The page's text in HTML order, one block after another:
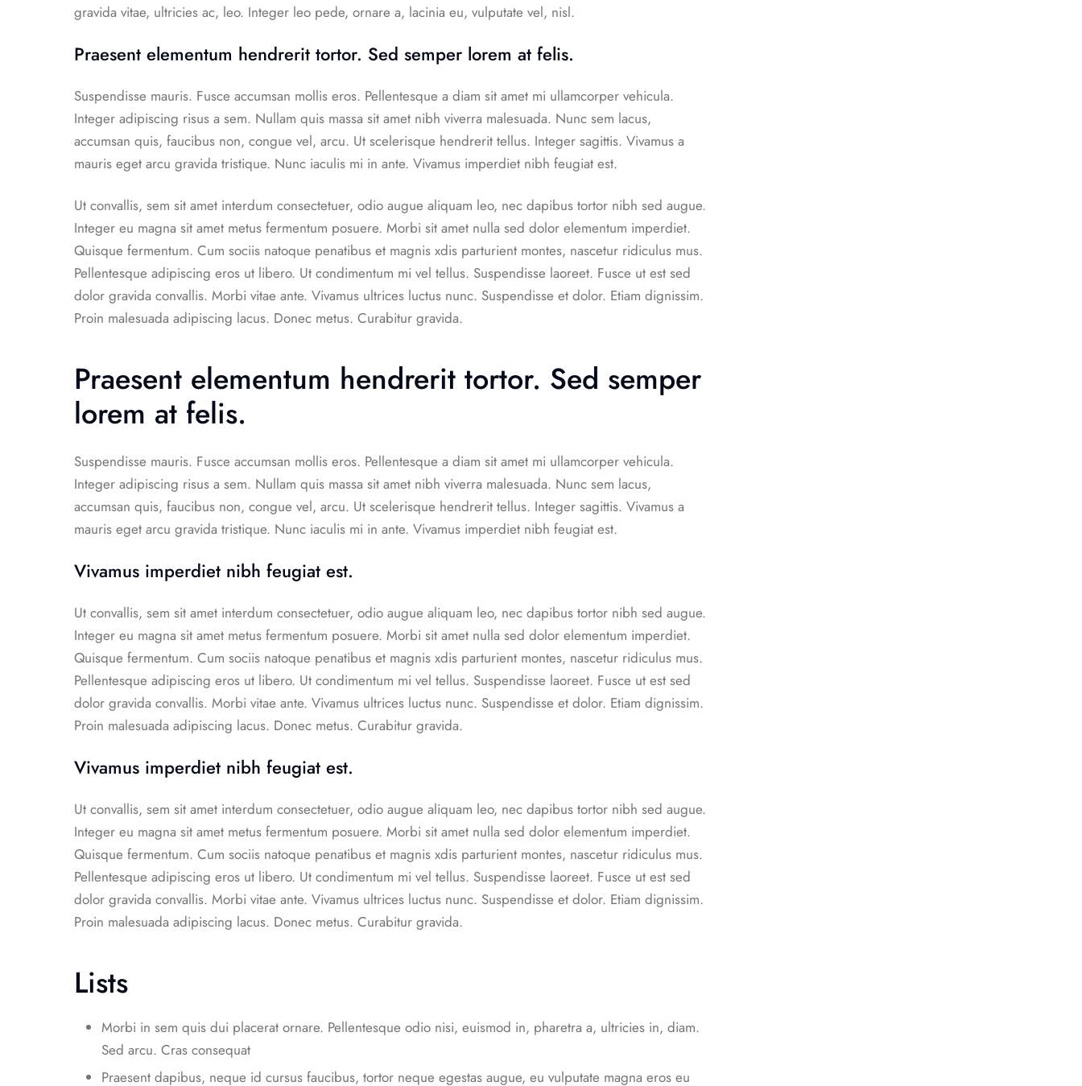
gravida vitae, ultricies ac, leo. Integer leo pede, ornare a, lacinia eu, vulputate vel, nisl.
Praesent elementum hendrerit tortor. Sed semper lorem at felis.
Suspendisse mauris. Fusce accumsan mollis eros. Pellentesque a diam sit amet mi ullamcorper vehicula.
Integer adipiscing risus a sem. Nullam quis massa sit amet nibh viverra malesuada. Nunc sem lacus,
accumsan quis, faucibus non, congue vel, arcu. Ut scelerisque hendrerit tellus. Integer sagittis. Vivamus a
mauris eget arcu gravida tristique. Nunc iaculis mi in ante. Vivamus imperdiet nibh feugiat est.
Ut convallis, sem sit amet interdum consectetuer, odio augue aliquam leo, nec dapibus tortor nibh sed augue.
Integer eu magna sit amet metus fermentum posuere. Morbi sit amet nulla sed dolor elementum imperdiet.
Quisque fermentum. Cum sociis natoque penatibus et magnis xdis parturient montes, nascetur ridiculus mus.
Pellentesque adipiscing eros ut libero. Ut condimentum mi vel tellus. Suspendisse laoreet. Fusce ut est sed
dolor gravida convallis. Morbi vitae ante. Vivamus ultrices luctus nunc. Suspendisse et dolor. Etiam dignissim.
Proin malesuada adipiscing lacus. Donec metus. Curabitur gravida.
Praesent elementum hendrerit tortor. Sed semper
lorem at felis.
Suspendisse mauris. Fusce accumsan mollis eros. Pellentesque a diam sit amet mi ullamcorper vehicula.
Integer adipiscing risus a sem. Nullam quis massa sit amet nibh viverra malesuada. Nunc sem lacus,
accumsan quis, faucibus non, congue vel, arcu. Ut scelerisque hendrerit tellus. Integer sagittis. Vivamus a
mauris eget arcu gravida tristique. Nunc iaculis mi in ante. Vivamus imperdiet nibh feugiat est.
Vivamus imperdiet nibh feugiat est.
Ut convallis, sem sit amet interdum consectetuer, odio augue aliquam leo, nec dapibus tortor nibh sed augue.
Integer eu magna sit amet metus fermentum posuere. Morbi sit amet nulla sed dolor elementum imperdiet.
Quisque fermentum. Cum sociis natoque penatibus et magnis xdis parturient montes, nascetur ridiculus mus.
Pellentesque adipiscing eros ut libero. Ut condimentum mi vel tellus. Suspendisse laoreet. Fusce ut est sed
dolor gravida convallis. Morbi vitae ante. Vivamus ultrices luctus nunc. Suspendisse et dolor. Etiam dignissim.
Proin malesuada adipiscing lacus. Donec metus. Curabitur gravida.
Vivamus imperdiet nibh feugiat est.
Ut convallis, sem sit amet interdum consectetuer, odio augue aliquam leo, nec dapibus tortor nibh sed augue.
Integer eu magna sit amet metus fermentum posuere. Morbi sit amet nulla sed dolor elementum imperdiet.
Quisque fermentum. Cum sociis natoque penatibus et magnis xdis parturient montes, nascetur ridiculus mus.
Pellentesque adipiscing eros ut libero. Ut condimentum mi vel tellus. Suspendisse laoreet. Fusce ut est sed
dolor gravida convallis. Morbi vitae ante. Vivamus ultrices luctus nunc. Suspendisse et dolor. Etiam dignissim.
Proin malesuada adipiscing lacus. Donec metus. Curabitur gravida.
Lists
Morbi in sem quis dui placerat ornare. Pellentesque odio nisi, euismod in, pharetra a, ultricies in, diam.
Sed arcu. Cras consequat
Praesent dapibus, neque id cursus faucibus, tortor neque egestas augue, eu vulputate magna eros eu